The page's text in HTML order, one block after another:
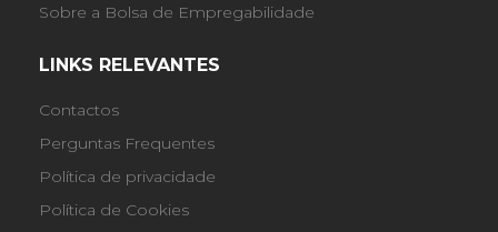
Sobre a Bolsa de Empregabilidade
LINKS RELEVANTES
Contactos
Perguntas Frequentes
Política de privacidade
Política de Cookies